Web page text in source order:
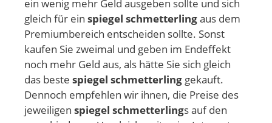
ein wenig mehr Geld ausgeben sollte und sich
gleich für ein spiegel schmetterlingaus dem
Premiumbereich entscheiden sollte. Sonst
kaufen Sie zweimal und geben im Endeffekt
noch mehr Geld aus, als hätte Sie sich gleich
das beste spiegel schmetterling gekauft.
Dennoch empfehlen wir ihnen, die Preise des
jeweiligen spiegel schmetterlings auf den